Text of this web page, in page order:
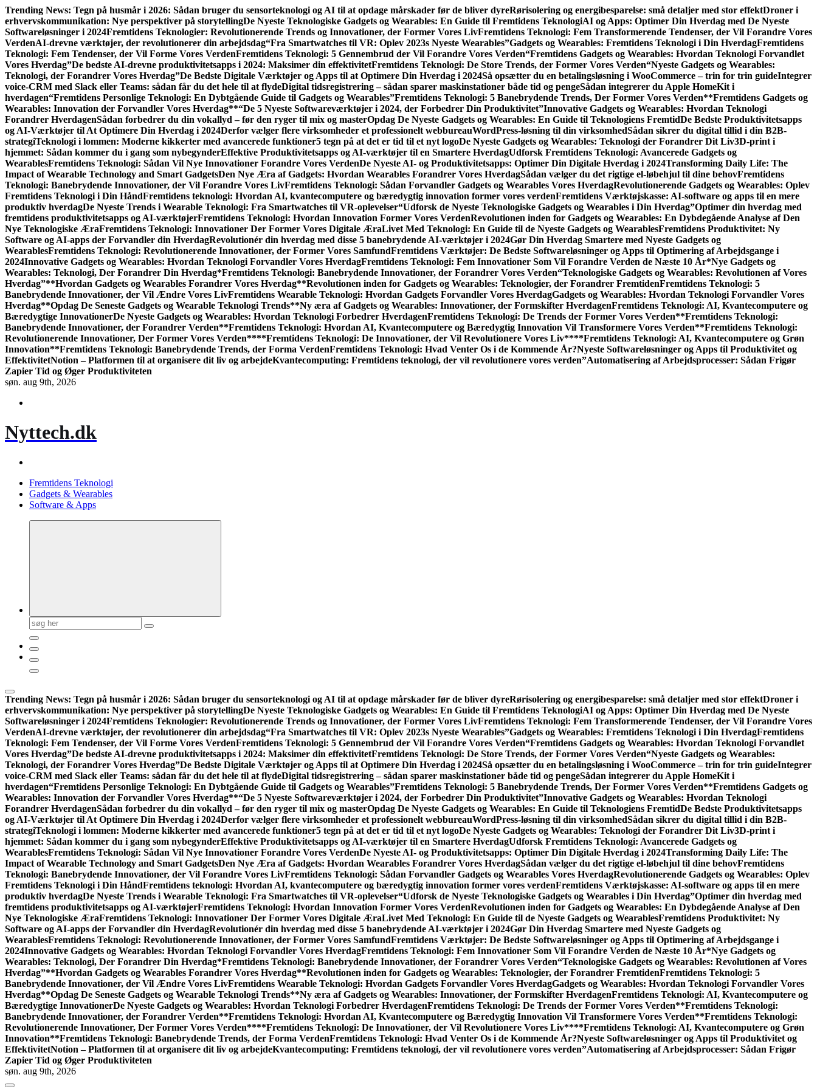
Gå
til
indhold
Trending News: Tegn på husmår i 2026: Sådan bruger du sensorteknologi og AI til at opdage mårskader før de bliver dyreRørisolering og energibesparelse: små detaljer med stor effektDroner i
erhvervskommunikation: Nye perspektiver på storytellingDe Nyeste Teknologiske Gadgets og Wearables: En Guide til Fremtidens TeknologiAI og Apps: Optimer Din Hverdag med De Nyeste
Softwareløsninger i 2024Fremtidens Teknologier: Revolutionerende Trends og Innovationer, der Former Vores LivFremtidens Teknologi: Fem Transformerende Tendenser, der Vil Forandre Vores
VerdenAI-drevne værktøjer, der revolutionerer din arbejdsdag“Fra Smartwatches til VR: Oplev 2023s Nyeste Wearables”Gadgets og Wearables: Fremtidens Teknologi i Din HverdagFremtidens
Teknologi: Fem Tendenser, der Vil Forme Vores VerdenFremtidens Teknologi: 5 Gennembrud der Vil Forandre Vores Verden“Fremtidens Gadgets og Wearables: Hvordan Teknologi Forvandlet
Vores Hverdag”De bedste AI-drevne produktivitetsapps i 2024: Maksimer din effektivitetFremtidens Teknologi: De Store Trends, der Former Vores Verden“Nyeste Gadgets og Wearables:
Teknologi, der Forandrer Vores Hverdag”De Bedste Digitale Værktøjer og Apps til at Optimere Din Hverdag i 2024Så opsætter du en betalingsløsning i WooCommerce – trin for trin guideIntegrer
voice-CRM med Slack eller Teams: sådan får du det hele til at flydeDigital tidsregistrering – sådan sparer maskinstationer både tid og pengeSådan integrerer du Apple HomeKit i
hverdagen“Fremtidens Personlige Teknologi: En Dybtgående Guide til Gadgets og Wearables”Fremtidens Teknologi: 5 Banebrydende Trends, Der Former Vores Verden**Fremtidens Gadgets og
Wearables: Innovation der Forvandler Vores Hverdag**“De 5 Nyeste Softwareværktøjer i 2024, der Forbedrer Din Produktivitet”Innovative Gadgets og Wearables: Hvordan Teknologi
Forandrer HverdagenSådan forbedrer du din vokallyd – før den ryger til mix og masterOpdag De Nyeste Gadgets og Wearables: En Guide til Teknologiens FremtidDe Bedste Produktivitetsapps
og AI-Værktøjer til At Optimere Din Hverdag i 2024Derfor vælger flere virksomheder et professionelt webbureauWordPress-løsning til din virksomhedSådan sikrer du digital tillid i din B2B-
strategiTeknologi i lommen: Moderne kikkerter med avancerede funktioner5 tegn på at det er tid til et nyt logoDe Nyeste Gadgets og Wearables: Teknologi der Forandrer Dit Liv3D-print i
hjemmet: Sådan kommer du i gang som nybegynderEffektive Produktivitetsapps og AI-værktøjer til en Smartere HverdagUdforsk Fremtidens Teknologi: Avancerede Gadgets og
WearablesFremtidens Teknologi: Sådan Vil Nye Innovationer Forandre Vores VerdenDe Nyeste AI- og Produktivitetsapps: Optimer Din Digitale Hverdag i 2024Transforming Daily Life: The
Impact of Wearable Technology and Smart GadgetsDen Nye Æra af Gadgets: Hvordan Wearables Forandrer Vores HverdagSådan vælger du det rigtige el-løbehjul til dine behovFremtidens
Teknologi: Banebrydende Innovationer, der Vil Forandre Vores LivFremtidens Teknologi: Sådan Forvandler Gadgets og Wearables Vores HverdagRevolutionerende Gadgets og Wearables: Oplev
Fremtidens Teknologi i Din HåndFremtidens teknologi: Hvordan AI, kvantecomputere og bæredygtig innovation former vores verdenFremtidens Værktøjskasse: AI-software og apps til en mere
produktiv hverdagDe Nyeste Trends i Wearable Teknologi: Fra Smartwatches til VR-oplevelser“Udforsk de Nyeste Teknologiske Gadgets og Wearables i Din Hverdag”Optimer din hverdag med
fremtidens produktivitetsapps og AI-værktøjerFremtidens Teknologi: Hvordan Innovation Former Vores VerdenRevolutionen inden for Gadgets og Wearables: En Dybdegående Analyse af Den
Nye Teknologiske ÆraFremtidens Teknologi: Innovationer Der Former Vores Digitale ÆraLivet Med Teknologi: En Guide til de Nyeste Gadgets og WearablesFremtidens Produktivitet: Ny
Software og AI-apps der Forvandler din HverdagRevolutionér din hverdag med disse 5 banebrydende AI-værktøjer i 2024Gør Din Hverdag Smartere med Nyeste Gadgets og
WearablesFremtidens Teknologi: Revolutionerende Innovationer, der Former Vores SamfundFremtidens Værktøjer: De Bedste Softwareløsninger og Apps til Optimering af Arbejdsgange i
2024Innovative Gadgets og Wearables: Hvordan Teknologi Forvandler Vores HverdagFremtidens Teknologi: Fem Innovationer Som Vil Forandre Verden de Næste 10 År*Nye Gadgets og
Wearables: Teknologi, Der Forandrer Din Hverdag*Fremtidens Teknologi: Banebrydende Innovationer, der Forandrer Vores Verden“Teknologiske Gadgets og Wearables: Revolutionen af Vores
Hverdag”**Hvordan Gadgets og Wearables Forandrer Vores Hverdag**Revolutionen inden for Gadgets og Wearables: Teknologier, der Forandrer FremtidenFremtidens Teknologi: 5
Banebrydende Innovationer, der Vil Ændre Vores LivFremtidens Wearable Teknologi: Hvordan Gadgets Forvandler Vores HverdagGadgets og Wearables: Hvordan Teknologi Forvandler Vores
Hverdag**Opdag De Seneste Gadgets og Wearable Teknologi Trends**Ny æra af Gadgets og Wearables: Innovationer, der Formskifter HverdagenFremtidens Teknologi: AI, Kvantecomputere og
Bæredygtige InnovationerDe Nyeste Gadgets og Wearables: Hvordan Teknologi Forbedrer HverdagenFremtidens Teknologi: De Trends der Former Vores Verden**Fremtidens Teknologi:
Banebrydende Innovationer, der Forandrer Verden**Fremtidens Teknologi: Hvordan AI, Kvantecomputere og Bæredygtig Innovation Vil Transformere Vores Verden**Fremtidens Teknologi:
Revolutionerende Innovationer, Der Former Vores Verden****Fremtidens Teknologi: De Innovationer, der Vil Revolutionere Vores Liv****Fremtidens Teknologi: AI, Kvantecomputere og Grøn
Innovation**Fremtidens Teknologi: Banebrydende Trends, der Forma VerdenFremtidens Teknologi: Hvad Venter Os i de Kommende År?Nyeste Softwareløsninger og Apps til Produktivitet og
EffektivitetNotion – Platformen til at organisere dit liv og arbejdeKvantecomputing: Fremtidens teknologi, der vil revolutionere vores verden”Automatisering af Arbejdsprocesser: Sådan Frigør
Zapier Tid og Øger Produktiviteten
søn. aug 9th, 2026
Nyttech.dk
Fremtidens Teknologi
Gadgets & Wearables
Software & Apps
Søg
efter:
Trending News: Tegn på husmår i 2026: Sådan bruger du sensorteknologi og AI til at opdage mårskader før de bliver dyreRørisolering og energibesparelse: små detaljer med stor effektDroner i
erhvervskommunikation: Nye perspektiver på storytellingDe Nyeste Teknologiske Gadgets og Wearables: En Guide til Fremtidens TeknologiAI og Apps: Optimer Din Hverdag med De Nyeste
Softwareløsninger i 2024Fremtidens Teknologier: Revolutionerende Trends og Innovationer, der Former Vores LivFremtidens Teknologi: Fem Transformerende Tendenser, der Vil Forandre Vores
VerdenAI-drevne værktøjer, der revolutionerer din arbejdsdag“Fra Smartwatches til VR: Oplev 2023s Nyeste Wearables”Gadgets og Wearables: Fremtidens Teknologi i Din HverdagFremtidens
Teknologi: Fem Tendenser, der Vil Forme Vores VerdenFremtidens Teknologi: 5 Gennembrud der Vil Forandre Vores Verden“Fremtidens Gadgets og Wearables: Hvordan Teknologi Forvandlet
Vores Hverdag”De bedste AI-drevne produktivitetsapps i 2024: Maksimer din effektivitetFremtidens Teknologi: De Store Trends, der Former Vores Verden“Nyeste Gadgets og Wearables:
Teknologi, der Forandrer Vores Hverdag”De Bedste Digitale Værktøjer og Apps til at Optimere Din Hverdag i 2024Så opsætter du en betalingsløsning i WooCommerce – trin for trin guideIntegrer
voice-CRM med Slack eller Teams: sådan får du det hele til at flydeDigital tidsregistrering – sådan sparer maskinstationer både tid og pengeSådan integrerer du Apple HomeKit i
hverdagen“Fremtidens Personlige Teknologi: En Dybtgående Guide til Gadgets og Wearables”Fremtidens Teknologi: 5 Banebrydende Trends, Der Former Vores Verden**Fremtidens Gadgets og
Wearables: Innovation der Forvandler Vores Hverdag**“De 5 Nyeste Softwareværktøjer i 2024, der Forbedrer Din Produktivitet”Innovative Gadgets og Wearables: Hvordan Teknologi
Forandrer HverdagenSådan forbedrer du din vokallyd – før den ryger til mix og masterOpdag De Nyeste Gadgets og Wearables: En Guide til Teknologiens FremtidDe Bedste Produktivitetsapps
og AI-Værktøjer til At Optimere Din Hverdag i 2024Derfor vælger flere virksomheder et professionelt webbureauWordPress-løsning til din virksomhedSådan sikrer du digital tillid i din B2B-
strategiTeknologi i lommen: Moderne kikkerter med avancerede funktioner5 tegn på at det er tid til et nyt logoDe Nyeste Gadgets og Wearables: Teknologi der Forandrer Dit Liv3D-print i
hjemmet: Sådan kommer du i gang som nybegynderEffektive Produktivitetsapps og AI-værktøjer til en Smartere HverdagUdforsk Fremtidens Teknologi: Avancerede Gadgets og
WearablesFremtidens Teknologi: Sådan Vil Nye Innovationer Forandre Vores VerdenDe Nyeste AI- og Produktivitetsapps: Optimer Din Digitale Hverdag i 2024Transforming Daily Life: The
Impact of Wearable Technology and Smart GadgetsDen Nye Æra af Gadgets: Hvordan Wearables Forandrer Vores HverdagSådan vælger du det rigtige el-løbehjul til dine behovFremtidens
Teknologi: Banebrydende Innovationer, der Vil Forandre Vores LivFremtidens Teknologi: Sådan Forvandler Gadgets og Wearables Vores HverdagRevolutionerende Gadgets og Wearables: Oplev
Fremtidens Teknologi i Din HåndFremtidens teknologi: Hvordan AI, kvantecomputere og bæredygtig innovation former vores verdenFremtidens Værktøjskasse: AI-software og apps til en mere
produktiv hverdagDe Nyeste Trends i Wearable Teknologi: Fra Smartwatches til VR-oplevelser“Udforsk de Nyeste Teknologiske Gadgets og Wearables i Din Hverdag”Optimer din hverdag med
fremtidens produktivitetsapps og AI-værktøjerFremtidens Teknologi: Hvordan Innovation Former Vores VerdenRevolutionen inden for Gadgets og Wearables: En Dybdegående Analyse af Den
Nye Teknologiske ÆraFremtidens Teknologi: Innovationer Der Former Vores Digitale ÆraLivet Med Teknologi: En Guide til de Nyeste Gadgets og WearablesFremtidens Produktivitet: Ny
Software og AI-apps der Forvandler din HverdagRevolutionér din hverdag med disse 5 banebrydende AI-værktøjer i 2024Gør Din Hverdag Smartere med Nyeste Gadgets og
WearablesFremtidens Teknologi: Revolutionerende Innovationer, der Former Vores SamfundFremtidens Værktøjer: De Bedste Softwareløsninger og Apps til Optimering af Arbejdsgange i
2024Innovative Gadgets og Wearables: Hvordan Teknologi Forvandler Vores HverdagFremtidens Teknologi: Fem Innovationer Som Vil Forandre Verden de Næste 10 År*Nye Gadgets og
Wearables: Teknologi, Der Forandrer Din Hverdag*Fremtidens Teknologi: Banebrydende Innovationer, der Forandrer Vores Verden“Teknologiske Gadgets og Wearables: Revolutionen af Vores
Hverdag”**Hvordan Gadgets og Wearables Forandrer Vores Hverdag**Revolutionen inden for Gadgets og Wearables: Teknologier, der Forandrer FremtidenFremtidens Teknologi: 5
Banebrydende Innovationer, der Vil Ændre Vores LivFremtidens Wearable Teknologi: Hvordan Gadgets Forvandler Vores HverdagGadgets og Wearables: Hvordan Teknologi Forvandler Vores
Hverdag**Opdag De Seneste Gadgets og Wearable Teknologi Trends**Ny æra af Gadgets og Wearables: Innovationer, der Formskifter HverdagenFremtidens Teknologi: AI, Kvantecomputere og
Bæredygtige InnovationerDe Nyeste Gadgets og Wearables: Hvordan Teknologi Forbedrer HverdagenFremtidens Teknologi: De Trends der Former Vores Verden**Fremtidens Teknologi:
Banebrydende Innovationer, der Forandrer Verden**Fremtidens Teknologi: Hvordan AI, Kvantecomputere og Bæredygtig Innovation Vil Transformere Vores Verden**Fremtidens Teknologi:
Revolutionerende Innovationer, Der Former Vores Verden****Fremtidens Teknologi: De Innovationer, der Vil Revolutionere Vores Liv****Fremtidens Teknologi: AI, Kvantecomputere og Grøn
Innovation**Fremtidens Teknologi: Banebrydende Trends, der Forma VerdenFremtidens Teknologi: Hvad Venter Os i de Kommende År?Nyeste Softwareløsninger og Apps til Produktivitet og
EffektivitetNotion – Platformen til at organisere dit liv og arbejdeKvantecomputing: Fremtidens teknologi, der vil revolutionere vores verden”Automatisering af Arbejdsprocesser: Sådan Frigør
Zapier Tid og Øger Produktiviteten
søn. aug 9th, 2026